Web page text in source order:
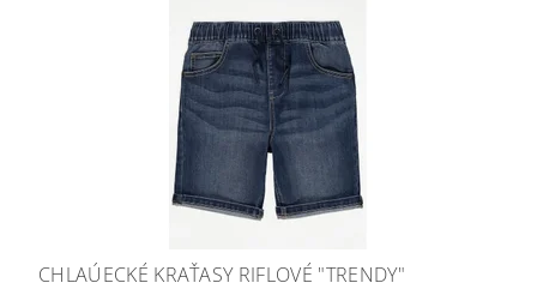
CHLAÚECKÉ KRAŤASY RIFLOVÉ "TRENDY"